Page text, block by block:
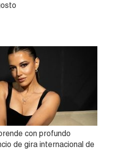
con profundo
de gira internacional de